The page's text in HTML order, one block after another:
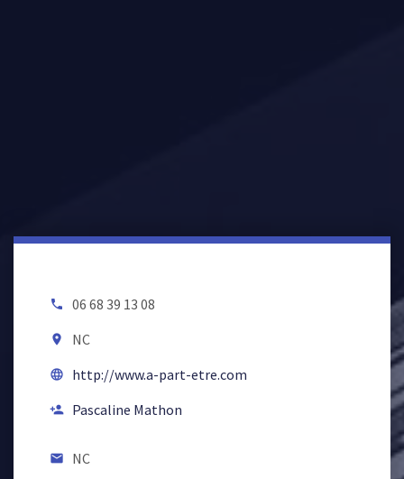
local_phone 06 68 39 13 08
room NC
language http://www.a-part-etre.com
person_add Pascaline Mathon
email NC